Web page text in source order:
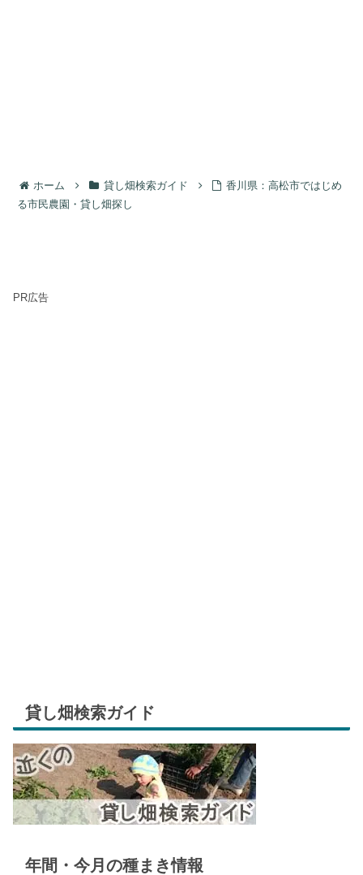
ホーム 貸し畑検索ガイド
香川県：高松市ではじめ
る市民農園・貸し畑探し
PR広告
貸し畑検索ガイド
年間・今月の種まき情報